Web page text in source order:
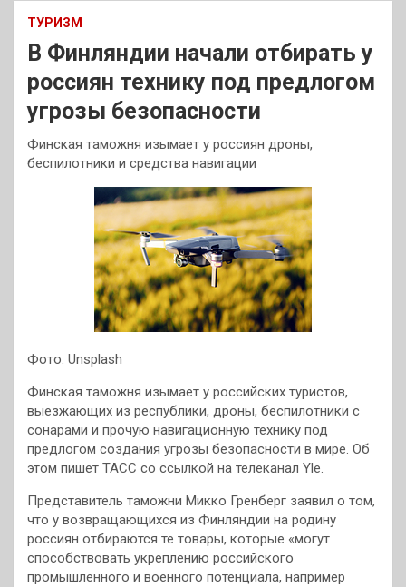
ТУРИЗМ
В Финляндии начали отбирать у
россиян технику под предлогом
угрозы безопасности
Финская таможня изымает у россиян дроны,
беспилотники и средства навигации
Фото: Unsplash
Финская таможня изымает у российских туристов,
выезжающих из республики, дроны, беспилотники с
сонарами и прочую навигационную технику под
предлогом создания угрозы безопасности в мире. Об
этом пишет ТАСС со ссылкой на телеканал Yle.
Представитель таможни Микко Гренберг заявил о том,
что у возвращающихся из Финляндии на родину
россиян отбираются те товары, которые «могут
способствовать укреплению российского
промышленного и военного потенциала, например